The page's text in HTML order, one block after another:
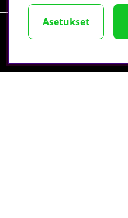
Sosiaalinen media
Asetukset